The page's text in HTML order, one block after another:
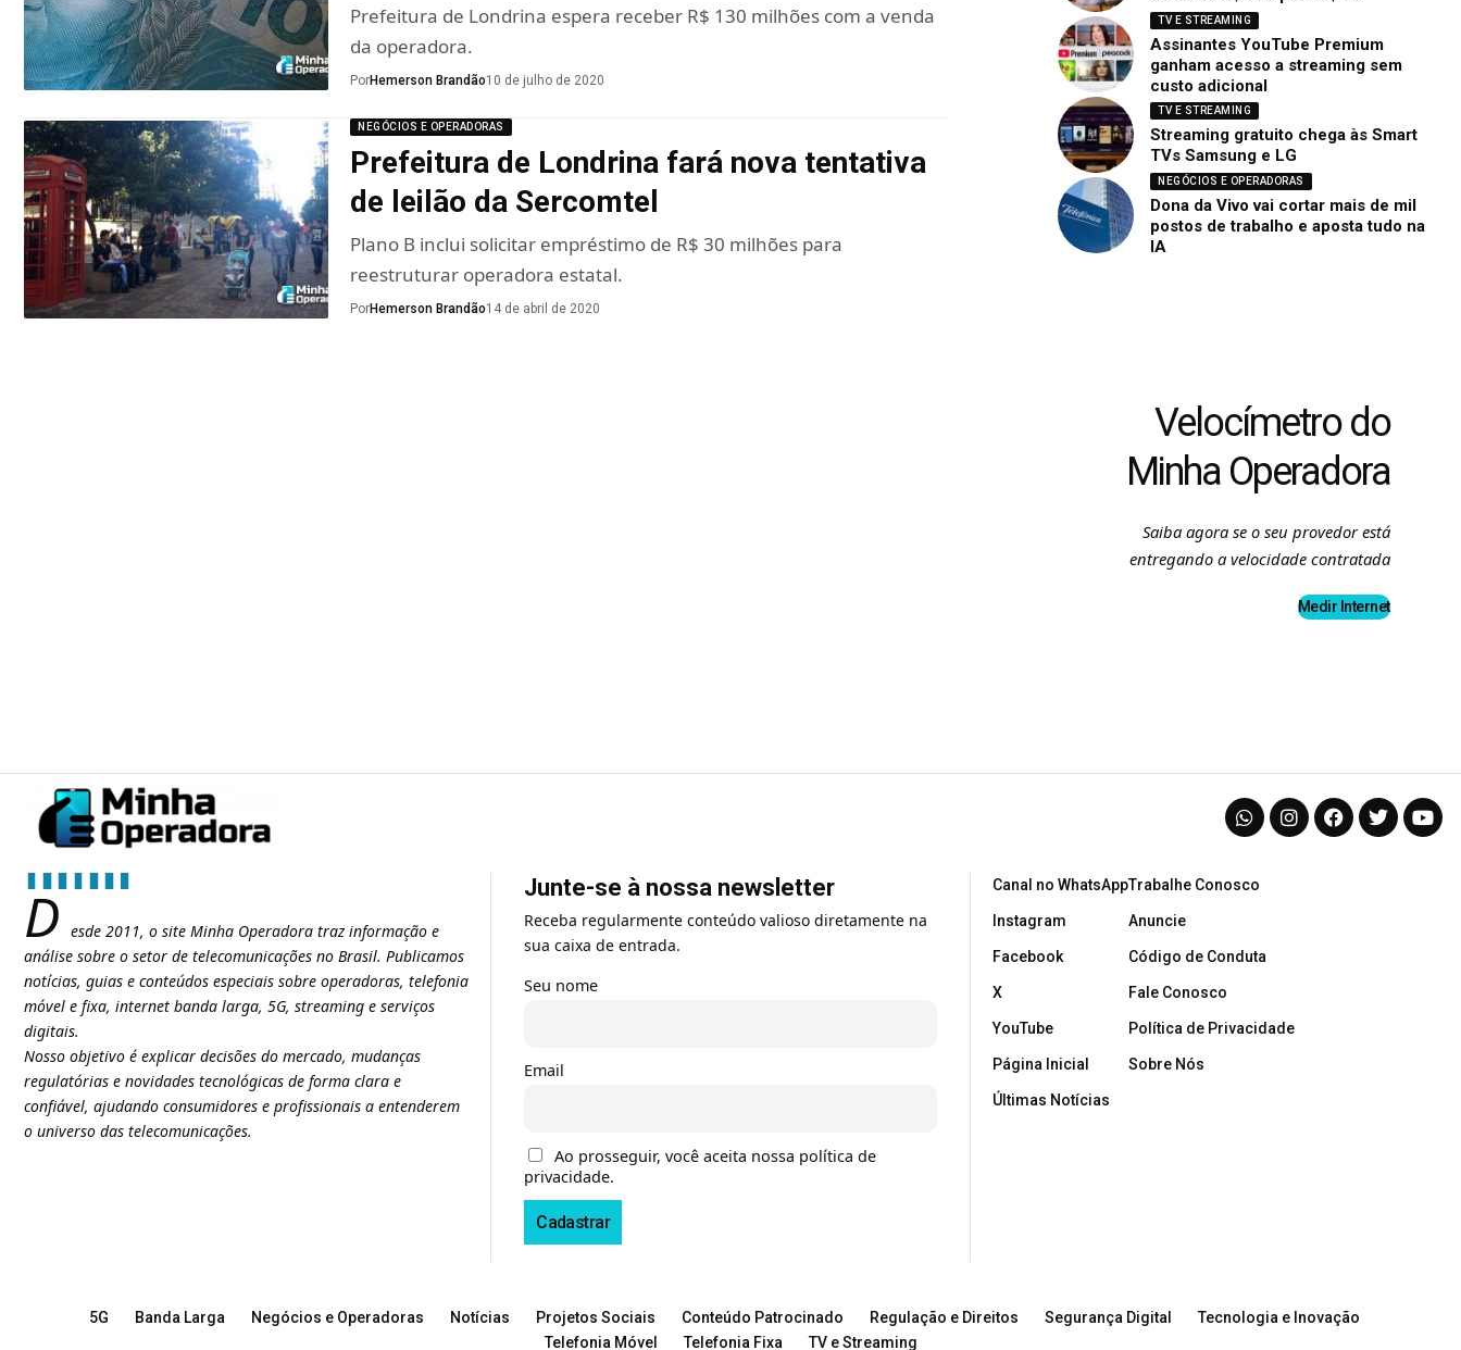
Prefeitura de Londrina espera receber R$ 130 milhões com a venda
da operadora.
PorHemerson Brandão10 de julho de 2020
NEGÓCIOS E OPERADORAS
Prefeitura de Londrina fará nova tentativa
de leilão da Sercomtel
Plano B inclui solicitar empréstimo de R$ 30 milhões para
reestruturar operadora estatal.
PorHemerson Brandão14 de abril de 2020
TV E STREAMING
Assinantes YouTube Premium
ganham acesso a streaming sem
custo adicional
TV E STREAMING
Streaming gratuito chega às Smart
TVs Samsung e LG
NEGÓCIOS E OPERADORAS
Dona da Vivo vai cortar mais de mil
postos de trabalho e aposta tudo na
IA
Velocímetro do
Minha Operadora
Saiba agora se o seu provedor está
entregando a velocidade contratada
Medir Internet
D esde 2011, o site Minha Operadora traz informação e
análise sobre o setor de telecomunicações no Brasil. Publicamos
notícias, guias e conteúdos especiais sobre operadoras, telefonia
móvel e fixa, internet banda larga, 5G, streaming e serviços
digitais.
Nosso objetivo é explicar decisões do mercado, mudanças
regulatórias e novidades tecnológicas de forma clara e
confiável, ajudando consumidores e profissionais a entenderem
o universo das telecomunicações.
Junte-se à nossa newsletter
Receba regularmente conteúdo valioso diretamente na
sua caixa de entrada.
Seu nome
Email
Ao prosseguir, você aceita nossa política de
privacidade.
Canal no WhatsApp
Instagram
Facebook
X
YouTube
Página Inicial
Últimas Notícias
Trabalhe Conosco
Anuncie
Código de Conduta
Fale Conosco
Política de Privacidade
Sobre Nós
5G Banda Larga Negócios e Operadoras Notícias Projetos Sociais Conteúdo Patrocinado Regulação e Direitos Segurança Digital
Tecnologia e Inovação
Telefonia Móvel
Telefonia Fixa TV e Streaming